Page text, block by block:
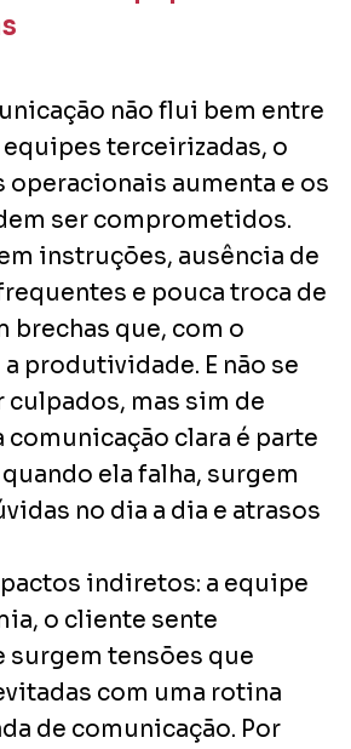
não flui bem entre
terceirizadas, o
operacionais aumenta e os
ser comprometidos.
instruções, ausência de
e pouca troca de
brechas que, com o
produtividade. E não se
culpados, mas sim de
comunicação clara é parte
ela falha, surgem
no dia a dia e atrasos
indiretos: a equipe
o cliente sente
tensões que
com uma rotina
de comunicação. Por